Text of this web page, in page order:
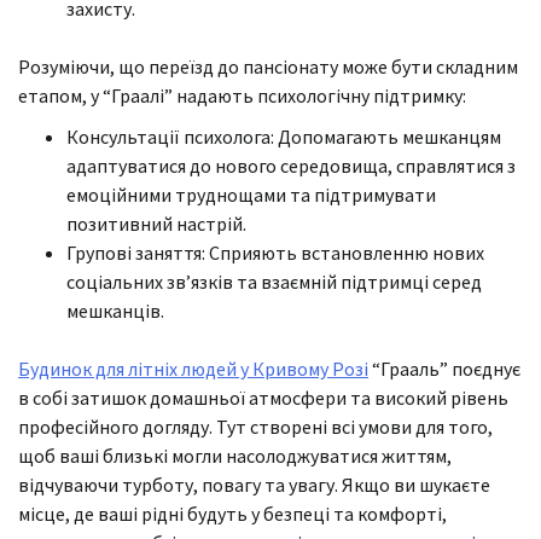
захисту.
Розуміючи, що переїзд до пансіонату може бути складним
етапом, у “Граалі” надають психологічну підтримку:
Консультації психолога: Допомагають мешканцям
адаптуватися до нового середовища, справлятися з
емоційними труднощами та підтримувати
позитивний настрій.
Групові заняття: Сприяють встановленню нових
соціальних зв’язків та взаємній підтримці серед
мешканців.
Будинок для літніх людей у Кривому Розі “Грааль” поєднує
в собі затишок домашньої атмосфери та високий рівень
професійного догляду. Тут створені всі умови для того,
щоб ваші близькі могли насолоджуватися життям,
відчуваючи турботу, повагу та увагу. Якщо ви шукаєте
місце, де ваші рідні будуть у безпеці та комфорті,